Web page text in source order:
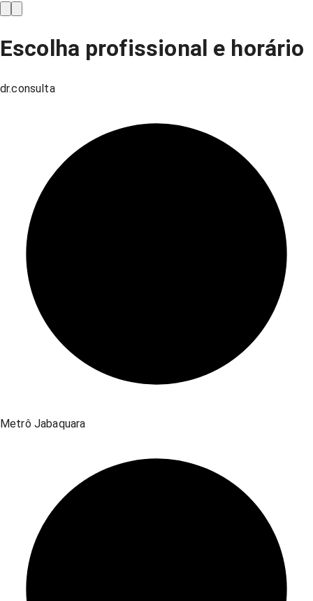
Escolha profissional e horário
dr.consulta
Metrô Jabaquara